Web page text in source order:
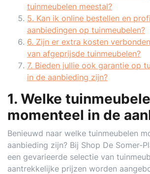
tuinmeubelen meestal?
5. Kan ik online bestellen en
aanbiedingen op tuinmeubelen?
6. Zijn er extra kosten
van afgeprijsde tuinmeubelen?
7. Bieden jullie ook garantie op
in de aanbieding zijn?
1. Welke
momenteel in de
Benieuwd naar welke tuinmeubelen
aanbieding zijn? Bij Shop De Somer-
een gevarieerde selectie van
aantrekkelijke prijzen worden